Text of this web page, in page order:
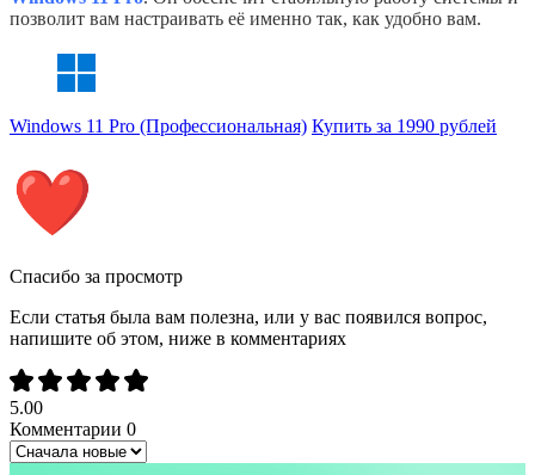
позволит вам настраивать её именно так, как удобно вам.
Windows 11 Pro (Профессиональная) Купить за 1990 рублей
Спасибо за просмотр
Если статья была вам полезна, или у вас появился вопрос,
напишите об этом, ниже в комментариях
5.00
Комментарии 0